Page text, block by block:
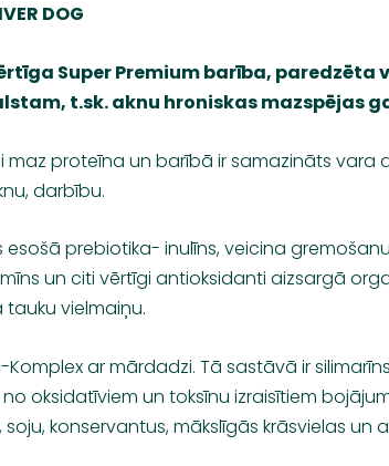
DOG
Super Premium barība, paredzēta
t.sk. aknu hroniskas mazspējas
maz proteīna un barībā ir samazināts
darbību.
esošā prebiotika- inulīns, veicina
un citi vērtīgi antioksidanti aizsargā
tauku vielmaiņu.
ar mārdadzi. Tā sastāvā ir
oksidatīviem un toksīnu izraisītiem
soju, konservantus, mākslīgās krāsvielas un